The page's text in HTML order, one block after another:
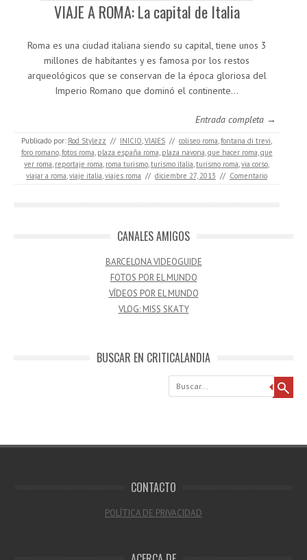
VIAJE A ROMA: La capital de Italia
Roma es una ciudad italiana siendo su capital, tiene unos 3
millones de habitantes y es famosa por los restos
arqueológicos que se conservan de la época gloriosa del
Imperio Romano que dominó el continente…
Entrada completa →
Publicado por: Rod Stylezz // INICIO,VIAJES // coliseo roma,fontana di trevi,
foro romano,fotos roma, plaza españa roma, plaza navona,que hacer roma,que
ver roma, reportaje roma, roma turismo,turismo italia,turismo roma,via corso,
viajar a roma,viaje italia,viajes roma // diciembre 27, 2013 // Comentario
CANALES AMIGOS
BARCELONA VIDEOGUIDE
FOTOS POR EL MUNDO
VÍDEOS POR EL MUNDO
VLOG: MISS SKATY
BUSCAR EN CRITICALANDIA
Buscar
CONTACTO
POLÍTICA DE PRIVACIDAD